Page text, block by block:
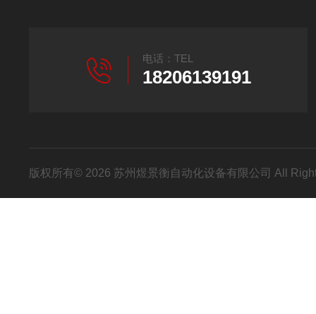
电话：TEL
18206139191
版权所有© 2026 苏州煜景衡自动化设备有限公司 All